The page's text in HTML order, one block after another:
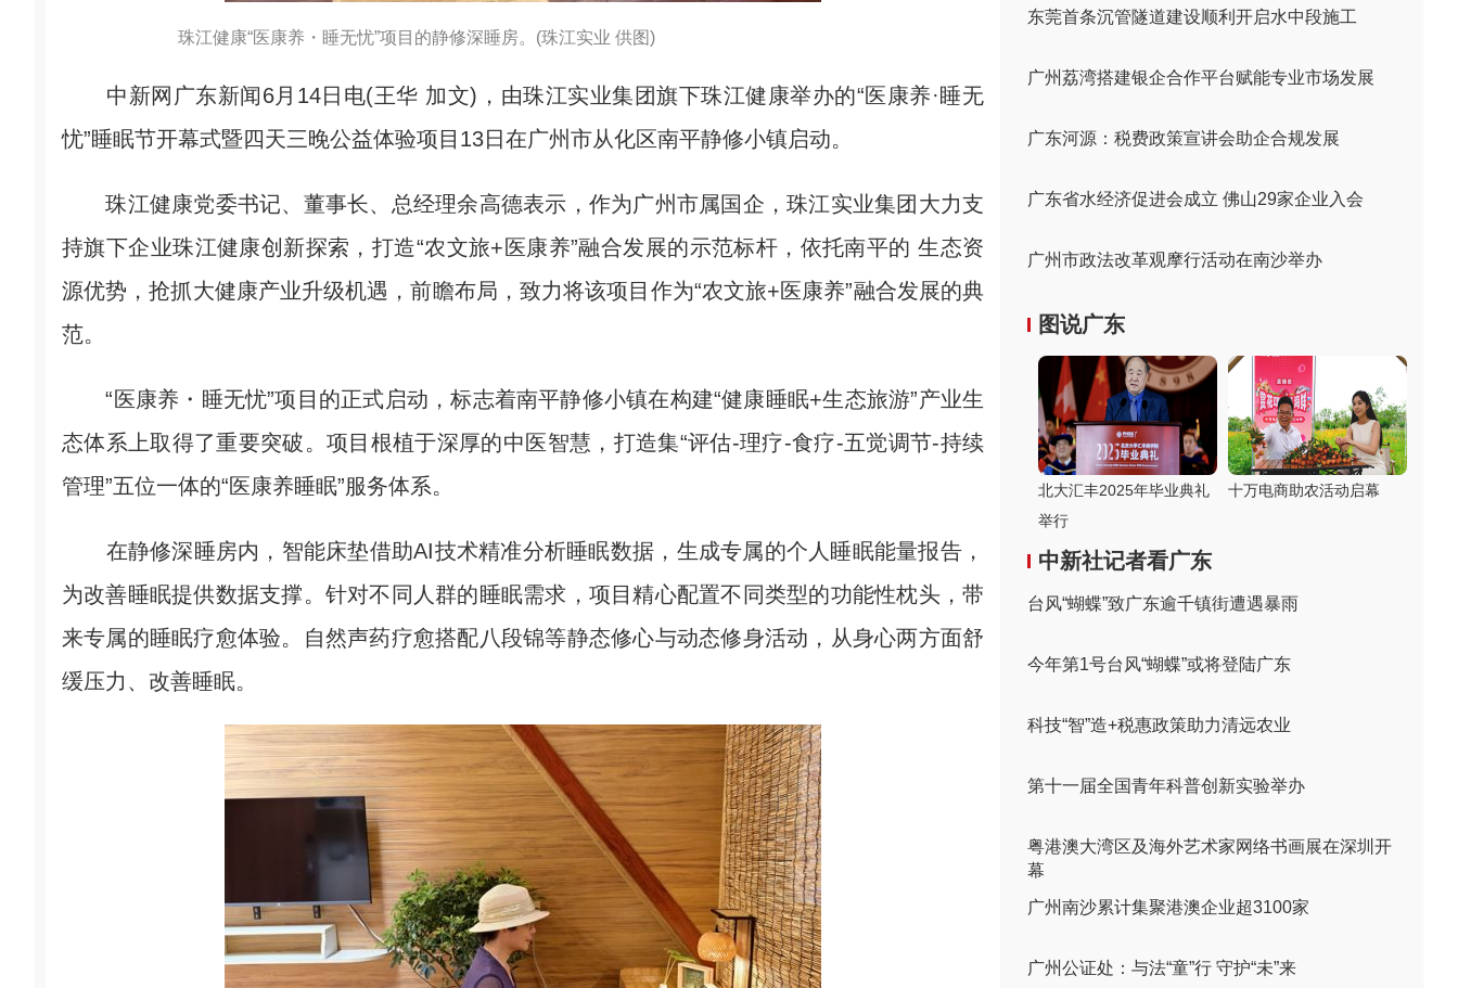
珠江健康“医康养・睡无忧”项目的静修深睡房。(珠江实业 供图)
中新网广东新闻6月14日电(王华 加文)，由珠江实业集团旗下珠江健康举办的“医康养·睡无
忧”睡眠节开幕式暨四天三晚公益体验项目13日在广州市从化区南平静修小镇启动。
珠江健康党委书记、董事长、总经理余高德表示，作为广州市属国企，珠江实业集团大力支
持旗下企业珠江健康创新探索，打造“农文旅+医康养”融合发展的示范标杆，依托南平的 生态资
源优势，抢抓大健康产业升级机遇，前瞻布局，致力将该项目作为“农文旅+医康养”融合发展的典
范。
“医康养・睡无忧”项目的正式启动，标志着南平静修小镇在构建“健康睡眠+生态旅游”产业生
态体系上取得了重要突破。项目根植于深厚的中医智慧，打造集“评估-理疗-食疗-五觉调节-持续
管理”五位一体的“医康养睡眠”服务体系。
在静修深睡房内，智能床垫借助AI技术精准分析睡眠数据，生成专属的个人睡眠能量报告，
为改善睡眠提供数据支撑。针对不同人群的睡眠需求，项目精心配置不同类型的功能性枕头，带
来专属的睡眠疗愈体验。自然声药疗愈搭配八段锦等静态修心与动态修身活动，从身心两方面舒
缓压力、改善睡眠。
东莞首条沉管隧道建设顺利开启水中段施工
广州荔湾搭建银企合作平台赋能专业市场发展
广东河源：税费政策宣讲会助企合规发展
广东省水经济促进会成立 佛山29家企业入会
广州市政法改革观摩行活动在南沙举办
图说广东
北大汇丰2025年毕业典礼
举行
十万电商助农活动启幕
中新社记者看广东
台风“蝴蝶”致广东逾千镇街遭遇暴雨
今年第1号台风“蝴蝶”或将登陆广东
科技“智”造+税惠政策助力清远农业
第十一届全国青年科普创新实验举办
粤港澳大湾区及海外艺术家网络书画展在深圳开
幕
广州南沙累计集聚港澳企业超3100家
广州公证处：与法“童”行 守护“未”来